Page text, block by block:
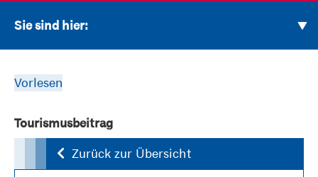
Sie sind hier:
Vorlesen
Tourismusbeitrag
Zurück zur Übersicht